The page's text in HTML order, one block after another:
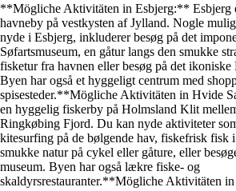
**Mögliche Aktivitäten in Esbjerg:** Esbjerg
havneby på vestkysten af Jylland. Nogle
nyde i Esbjerg, inkluderer besøg på det
Søfartsmuseum, en gåtur langs den smukke
fisketur fra havnen eller besøg på det ikoniske
Byen har også et hyggeligt centrum med
spisesteder.**Mögliche Aktivitäten in Hvide
en hyggelig fiskerby på Holmsland Klit
Ringkøbing Fjord. Du kan nyde aktiviteter
kitesurfing på de bølgende hav, fiskefrisk fisk
smukke natur på cykel eller gåture, eller
museum. Byen har også lækre fiske- og
skaldyrsrestauranter.**Mögliche Aktivitäten